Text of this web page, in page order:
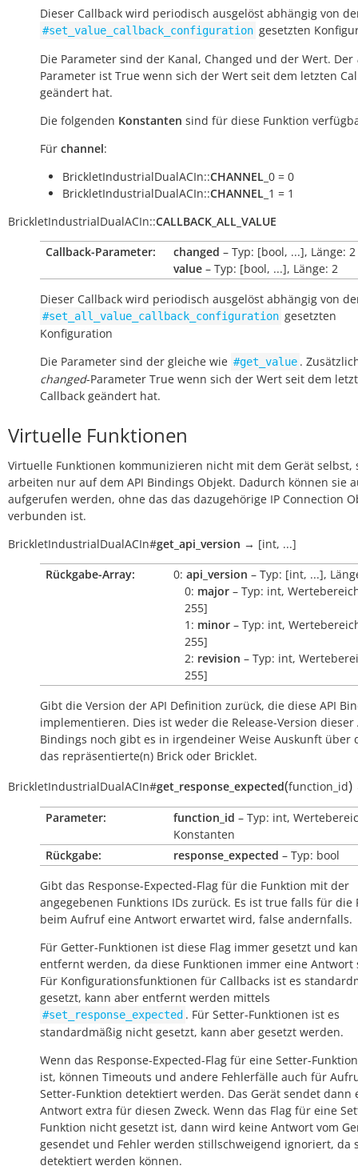
Dieser Callback wird periodisch ausgelöst abhängig von
#set_value_callback_configuration gesetzten
Die Parameter sind der Kanal, Changed und der Wert. Der
Parameter ist True wenn sich der Wert seit dem letzten
geändert hat.
Die folgenden Konstanten sind für diese Funktion
Für channel:
BrickletIndustrialDualACIn::CHANNEL _0 = 0
BrickletIndustrialDualACIn::CHANNEL _1 = 1
BrickletIndustrialDualACIn::CALLBACK_ALL_VALUE
Callback-Parameter:
changed – Typ: [bool, ...], Länge: 2
value – Typ: [bool, ...], Länge: 2
Dieser Callback wird periodisch ausgelöst abhängig von
#set_all_value_callback_configuration gesetzten
Konfiguration
Die Parameter sind der gleiche wie #get_value .
changed-Parameter True wenn sich der Wert seit dem
Callback geändert hat.
Virtuelle Funktionen
Virtuelle Funktionen kommunizieren nicht mit dem Gerät selbst,
arbeiten nur auf dem API Bindings Objekt. Dadurch können sie
aufgerufen werden, ohne das das dazugehörige IP Connection
verbunden ist.
BrickletIndustrialDualACIn#get_api_version → [int, ...]
Rückgabe-Array:
0: api_version – Typ: [int, ...],
0: major – Typ: int,
255]
1: minor – Typ: int,
255]
2: revision – Typ: int,
255]
Gibt die Version der API Definition zurück, die diese API
implementieren. Dies ist weder die Release-Version dieser
Bindings noch gibt es in irgendeiner Weise Auskunft über
das repräsentierte(n) Brick oder Bricklet.
BrickletIndustrialDualACIn#get_response_expected(function_id)
Parameter: function_id – Typ: int,
Konstanten
Rückgabe:
response_expected – Typ: bool
Gibt das Response-Expected-Flag für die Funktion mit der
angegebenen Funktions IDs zurück. Es ist true falls für die
beim Aufruf eine Antwort erwartet wird, false andernfalls.
Für Getter-Funktionen ist diese Flag immer gesetzt und
entfernt werden, da diese Funktionen immer eine Antwort
Für Konfigurationsfunktionen für Callbacks ist es
gesetzt, kann aber entfernt werden mittels
#set_response_expected . Für Setter-Funktionen ist es
standardmäßig nicht gesetzt, kann aber gesetzt werden.
Wenn das Response-Expected-Flag für eine Setter-
ist, können Timeouts und andere Fehlerfälle auch für
Setter-Funktion detektiert werden. Das Gerät sendet dann
Antwort extra für diesen Zweck. Wenn das Flag für eine
Funktion nicht gesetzt ist, dann wird keine Antwort vom
gesendet und Fehler werden stillschweigend ignoriert, da
detektiert werden können.